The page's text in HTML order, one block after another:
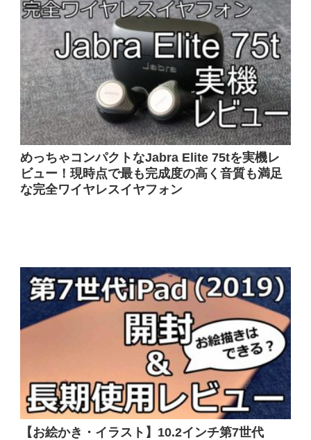
めっちゃコンパクトなJabra Elite 75tを実機レ
ビュー！現時点で最も完成度の高く音質も満足
な完全ワイヤレスイヤフォン
【お絵かき・イラスト】10.2インチ第7世代